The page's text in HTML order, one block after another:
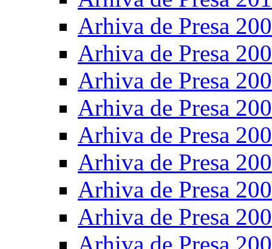
Arhiva de Presa
Arhiva de Presa
Arhiva de Presa
Arhiva de Presa
Arhiva de Presa
Arhiva de Presa
Arhiva de Presa
Arhiva de Presa
Arhiva de Presa